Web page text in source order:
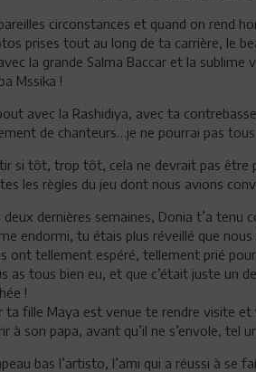
circonstances et quand on rend
prises tout au long de ta carrière, le
la grande Salma Baccar et la
Mssika !
avec la Rashidiya, avec ta
de chanteurs…je ne pourrai pas
si tôt, trop tôt, cela ne devrait pas être
les règles du jeu dont nous avions
deux dernières semaines, Donia t’a
endormi, tu étais plus réveillé que
ont tellement espéré, tellement prié
as tous bien eu, et que c’était juste un
!
ta fille Maya est venue te rendre visite et
à son papa, avant qu’il ne s’envole, tel
bas l’artisto, l’ami qui a réussi à se